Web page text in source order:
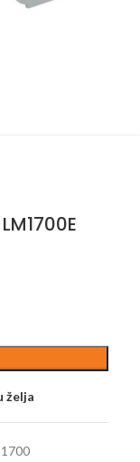
želja